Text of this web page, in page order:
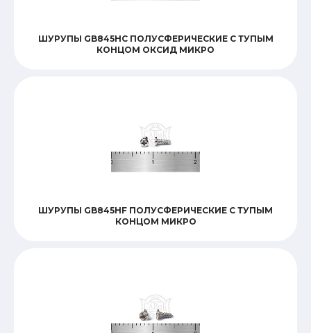
ШУРУПЫ GB845HC ПОЛУСФЕРИЧЕСКИЕ С ТУПЫМ
КОНЦОМ ОКСИД МИКРО
ШУРУПЫ GB845HF ПОЛУСФЕРИЧЕСКИЕ С ТУПЫМ
КОНЦОМ МИКРО